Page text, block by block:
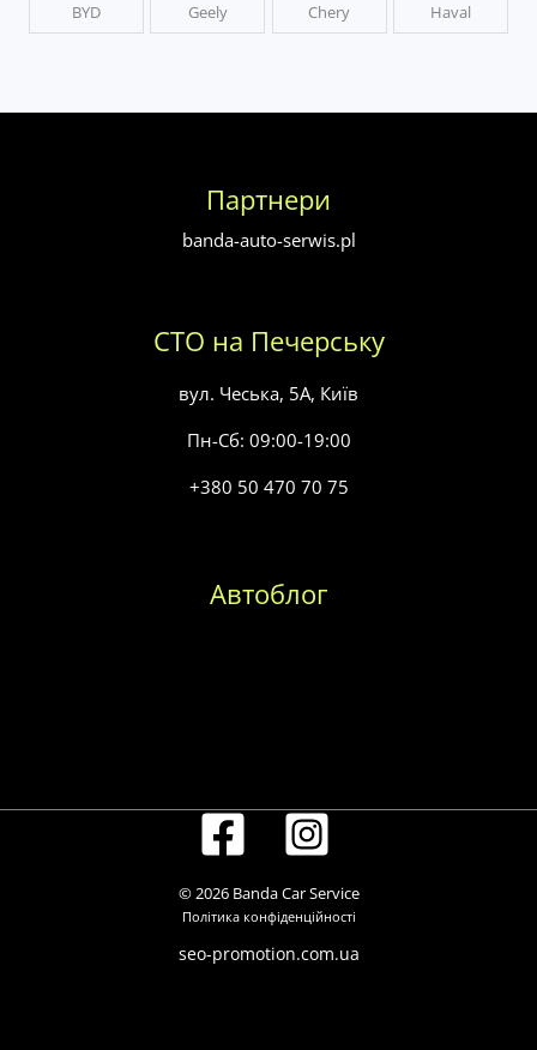
BYD Geely Chery Haval
Партнери
banda-auto-serwis.pl
СТО на Печерську
вул. Чеська, 5А, Київ
Пн-Сб: 09:00-19:00
+380 50 470 70 75
Автоблог
© 2026 Banda Car Service
Політика конфіденційності
seo-promotion.com.ua